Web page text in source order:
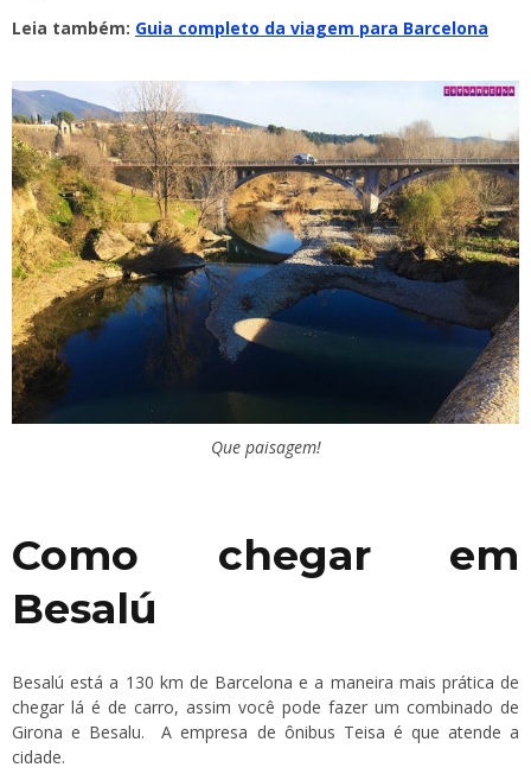
Leia também: Guia completo da viagem para Barcelona
Que paisagem!
Como chegar em
Besalú
Besalú está a 130 km de Barcelona e a maneira mais prática de
chegar lá é de carro, assim você pode fazer um combinado de
Girona e Besalu. A empresa de ônibus Teisa é que atende a
cidade.